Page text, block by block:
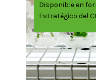
Disponible en
Estratégico del